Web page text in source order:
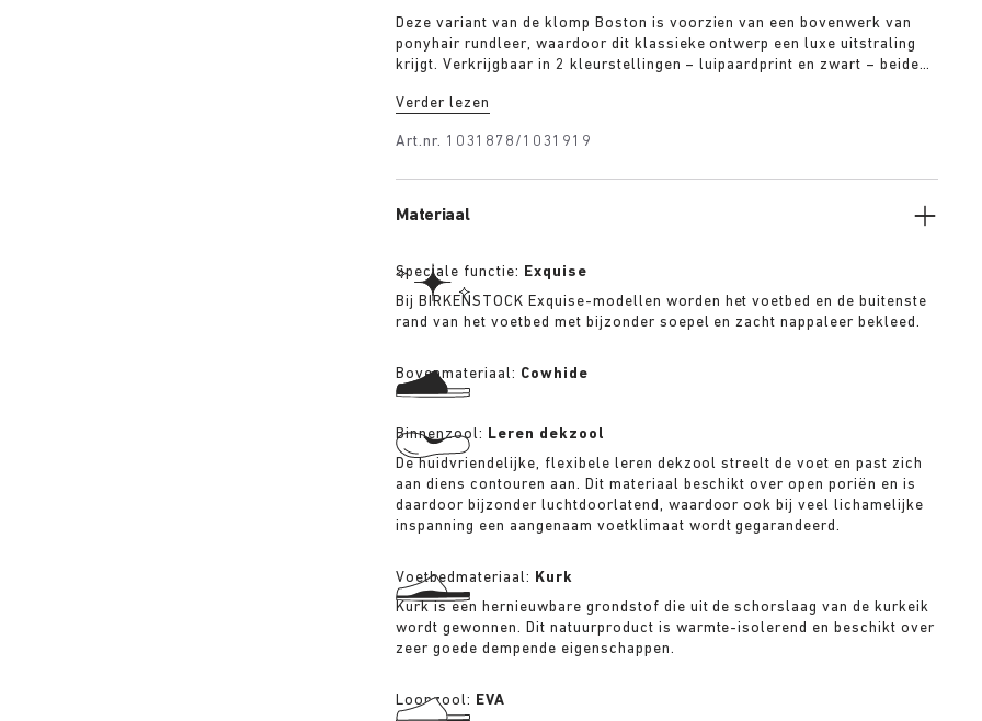
Deze variant van de klomp Boston is voorzien van een bovenwerk van
ponyhair rundleer, waardoor dit klassieke ontwerp een luxe uitstraling
krijgt. Verkrijgbaar in 2 kleurstellingen – luipaardprint en zwart – beide
BIRKENSTOCK voetbed bekleed met premium nappaleer in een
expressieve geest van het Berlijn van de jaren 1920.
Verder lezen
Art.nr. 1031878/1031919
Materiaal
Speciale functie: Exquise
Bij BIRKENSTOCK Exquise-modellen worden het voetbed en de buitenste
rand van het voetbed met bijzonder soepel en zacht nappaleer bekleed.
Bovenmateriaal: Cowhide
Binnenzool: Leren dekzool
De huidvriendelijke, flexibele leren dekzool streelt de voet en past zich
aan diens contouren aan. Dit materiaal beschikt over open poriën en is
daardoor bijzonder luchtdoorlatend, waardoor ook bij veel lichamelijke
inspanning een aangenaam voetklimaat wordt gegarandeerd.
Voetbedmateriaal: Kurk
Kurk is een hernieuwbare grondstof die uit de schorslaag van de kurkeik
wordt gewonnen. Dit natuurproduct is warmte-isolerend en beschikt over
zeer goede dempende eigenschappen.
Loopzool: EVA